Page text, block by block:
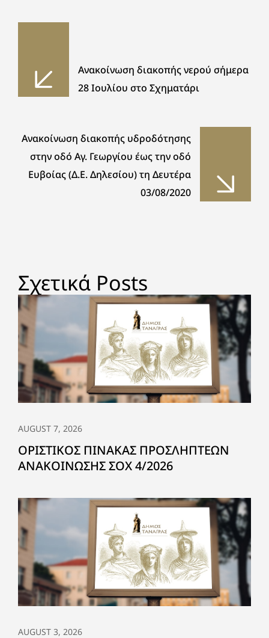
Ανακοίνωση διακοπής νερού σήμερα
28 Ιουλίου στο Σχηματάρι
Ανακοίνωση διακοπής υδροδότησης
στην οδό Αγ. Γεωργίου έως την οδό
Ευβοίας (Δ.Ε. Δηλεσίου) τη Δευτέρα
03/08/2020
Σχετικά Posts
AUGUST 7, 2026
ΟΡΙΣΤΙΚΟΣ ΠΙΝΑΚΑΣ ΠΡΟΣΛΗΠΤΕΩΝ
ΑΝΑΚΟΙΝΩΣΗΣ ΣΟΧ 4/2026
AUGUST 3, 2026